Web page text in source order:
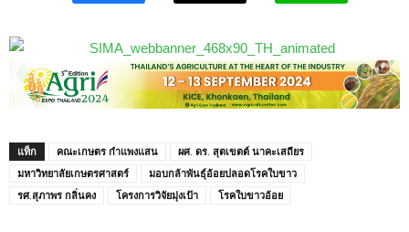
แท็ก คณะเกษตร กำแพงแสน
ผศ. ดร. สุตเขตต์ นาคะเสถียร
มหาวิทยาลัยเกษตรศาสตร์
มอบกล้าพันธุ์อ้อยปลอดโรคใบขาว
รศ.สุภาพร กลิ่นคง
โครงการวิจัยมุ่งเป้า โรคใบขาวอ้อย